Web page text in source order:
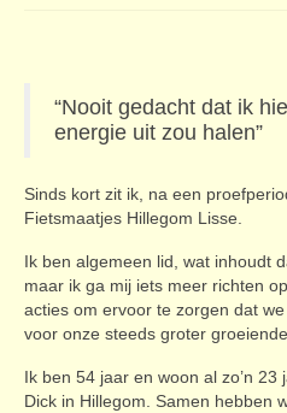
“Nooit gedacht dat ik
energie uit zou halen”
Sinds kort zit ik, na een
Fietsmaatjes Hillegom Lisse.
Ik ben algemeen lid, wat inhoudt
maar ik ga mij iets meer richten
acties om ervoor te zorgen dat
voor onze steeds groter
Ik ben 54 jaar en woon al zo’n
Dick in Hillegom. Samen hebben